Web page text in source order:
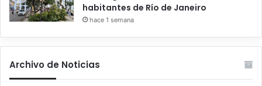
habitantes de Río de Janeiro
hace 1 semana
Archivo de Noticias